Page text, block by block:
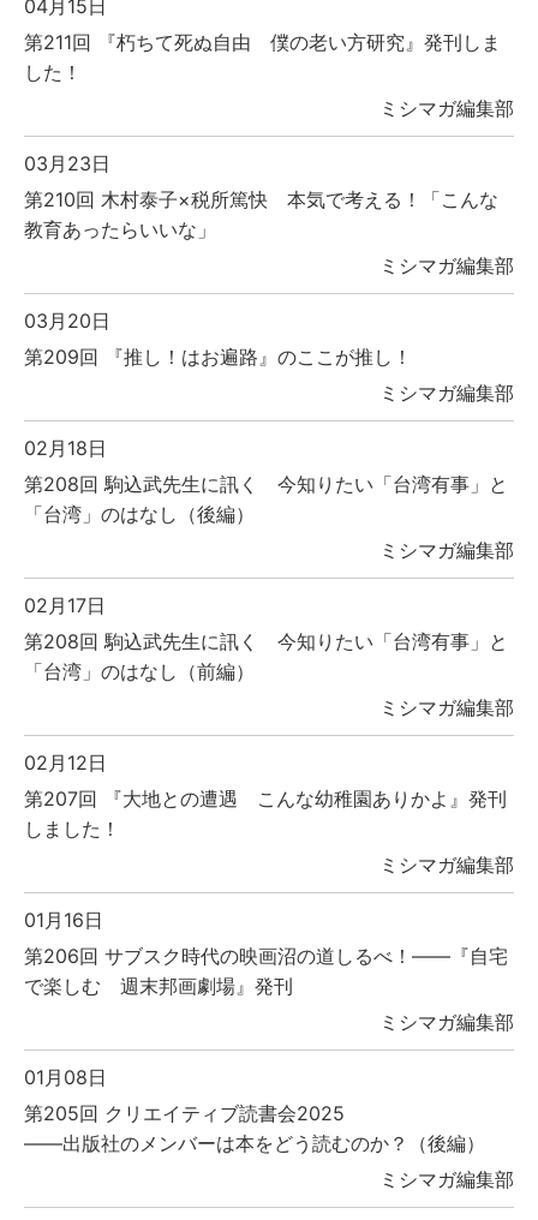
04月15日
第211回 『朽ちて死ぬ自由 僕の老い方研究』発刊しま
した！
ミシマガ編集部
03月23日
第210回 木村泰子×税所篤快 本気で考える！「こんな
教育あったらいいな」
ミシマガ編集部
03月20日
第209回 『推し！はお遍路』のここが推し！
ミシマガ編集部
02月18日
第208回 駒込武先生に訊く 今知りたい「台湾有事」と
「台湾」のはなし（後編）
ミシマガ編集部
02月17日
第208回 駒込武先生に訊く 今知りたい「台湾有事」と
「台湾」のはなし（前編）
ミシマガ編集部
02月12日
第207回 『大地との遭遇 こんな幼稚園ありかよ』発刊
しました！
ミシマガ編集部
01月16日
第206回 サブスク時代の映画沼の道しるべ！――『自宅
で楽しむ 週末邦画劇場』発刊
ミシマガ編集部
01月08日
第205回 クリエイティブ読書会2025
――出版社のメンバーは本をどう読むのか？（後編）
ミシマガ編集部